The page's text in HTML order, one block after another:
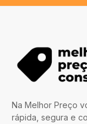
Na Melhor Preço
rápida, segura e